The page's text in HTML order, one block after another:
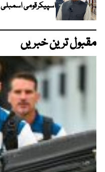
اسپیکرقومی اسمبلی
مقبول ترین خبریں